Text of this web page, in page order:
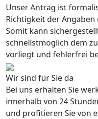
Unser Antrag ist
Richtigkeit der
Somit kann
schnellstmöglich dem
vorliegt und fehlerfrei
Wir sind für Sie da
Bei uns erhalten Sie
innerhalb von 24
und profitieren Sie von